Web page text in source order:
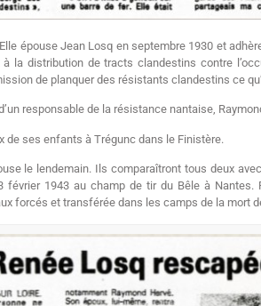
épouse Jean Losq en septembre 1930 et
la distribution de tracts clandestins contre
de planquer des résistants clandestins ce
responsable de la résistance nantaise,
de ses enfants à Trégunc dans le Finistère.
le lendemain. Ils comparaîtront tous deux
1943 au champ de tir du Bêle à Nantes.
forcés et transférée dans les camps de la mort